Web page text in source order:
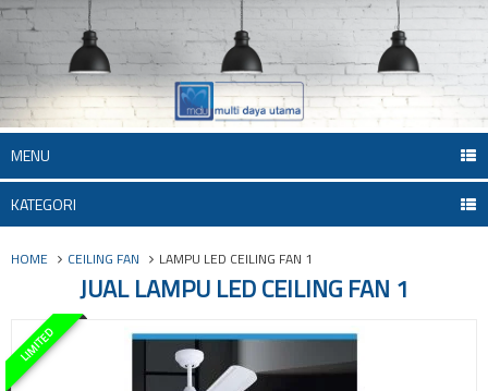
MENU
KATEGORI
HOME CEILING FAN LAMPU LED CEILING FAN 1
JUAL LAMPU LED CEILING FAN 1
LIMITED